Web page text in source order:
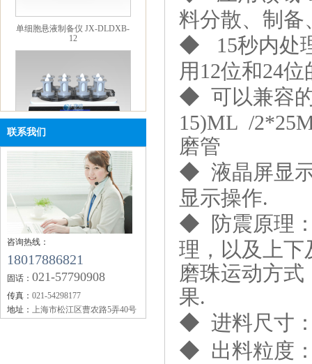
8
便携式研磨仪 JXMF-06
联系我们
咨询热线：
18017886821
固话： 021-57790908
传真： 021-54298177
地址： 上海市松江区曹农路5弄40号
料分散、制备
◆ 15秒内处
用12位和24
◆ 可以兼容的
15)ML /
磨管
◆ 液晶屏显
显示操作.
◆ 防震原理：
理，以及上下
磨珠运动方
果.
◆ 进料尺寸
◆ 出料粒度